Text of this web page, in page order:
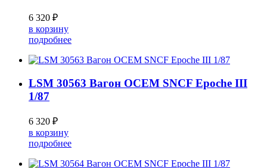
6 320 ₽
в корзину
подробнее
LSM 30563 Вагон OCEM SNCF Epoche III
1/87
6 320 ₽
в корзину
подробнее